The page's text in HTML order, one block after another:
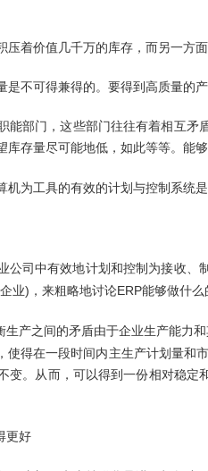
压着价值几千万的库存，而另一方
是不可得兼得的。要得到高质量的
能部门，这些部门往往有着相互
库存量尽可能地低，如此等等。能
机为工具的有效的计划与控制系统
公司中有效地计划和控制为接收
业) ，来粗略地讨论ERP能够做什么
生产之间的矛盾由于企业生产能力
使得在一段时间内主生产计划量和
变。从而，可以得到一份相对稳
更好